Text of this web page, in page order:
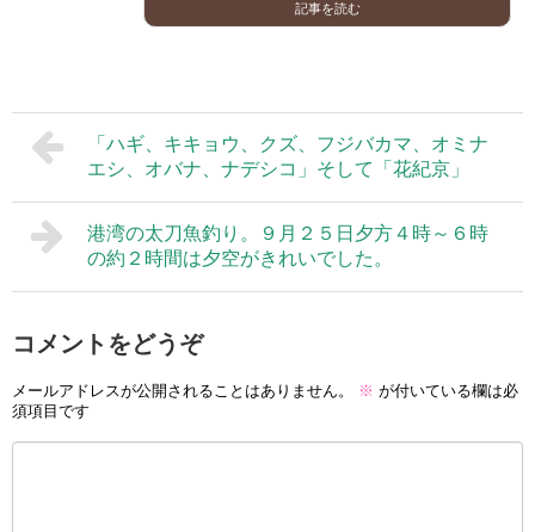
記事を読む
「ハギ、キキョウ、クズ、フジバカマ、オミナ
エシ、オバナ、ナデシコ」そして「花紀京」
港湾の太刀魚釣り。９月２５日夕方４時～６時
の約２時間は夕空がきれいでした。
コメントをどうぞ
メールアドレスが公開されることはありません。 ※ が付いている欄は必
須項目です